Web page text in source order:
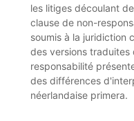
les litiges découlant
clause de non-
soumis à la juridiction
des versions traduites
responsabilité
des différences
néerlandaise primera.